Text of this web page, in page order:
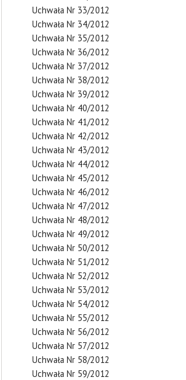
Uchwała Nr 33/2012
Uchwała Nr 34/2012
Uchwała Nr 35/2012
Uchwała Nr 36/2012
Uchwała Nr 37/2012
Uchwała Nr 38/2012
Uchwała Nr 39/2012
Uchwała Nr 40/2012
Uchwała Nr 41/2012
Uchwała Nr 42/2012
Uchwała Nr 43/2012
Uchwała Nr 44/2012
Uchwała Nr 45/2012
Uchwała Nr 46/2012
Uchwała Nr 47/2012
Uchwała Nr 48/2012
Uchwała Nr 49/2012
Uchwała Nr 50/2012
Uchwała Nr 51/2012
Uchwała Nr 52/2012
Uchwała Nr 53/2012
Uchwała Nr 54/2012
Uchwała Nr 55/2012
Uchwała Nr 56/2012
Uchwała Nr 57/2012
Uchwała Nr 58/2012
Uchwała Nr 59/2012